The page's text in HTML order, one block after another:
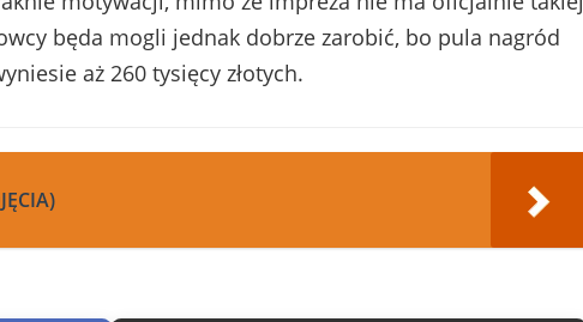
będa mogli jednak dobrze zarobić, bo pula nagród
aż 260 tysięcy złotych.